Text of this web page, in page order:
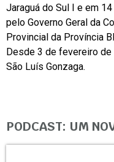
Jaraguá do Sul I e em
pelo Governo Geral da
Provincial da Província
Desde 3 de fevereiro
São Luís Gonzaga.
PODCAST: UM